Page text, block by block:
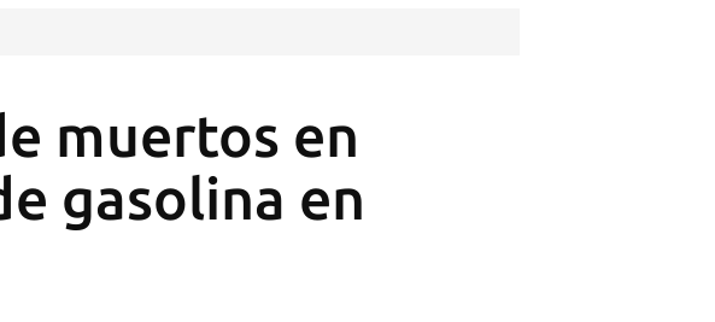
muertos en
gasolina en